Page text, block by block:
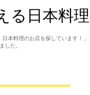
る日本料
本料理のお店を探しています！
した。